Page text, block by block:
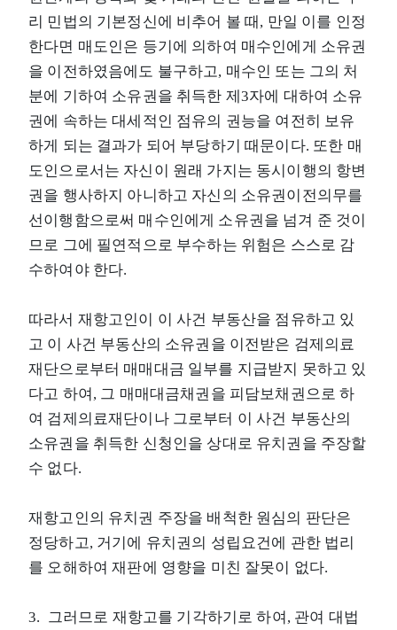
리 민법의 기본정신에 비추어 볼 때, 만일 이를 인정
한다면 매도인은 등기에 의하여 매수인에게 소유권
을 이전하였음에도 불구하고, 매수인 또는 그의 처
분에 기하여 소유권을 취득한 제3자에 대하여 소유
권에 속하는 대세적인 점유의 권능을 여전히 보유
하게 되는 결과가 되어 부당하기 때문이다. 또한 매
도인으로서는 자신이 원래 가지는 동시이행의 항변
권을 행사하지 아니하고 자신의 소유권이전의무를
선이행함으로써 매수인에게 소유권을 넘겨 준 것이
므로 그에 필연적으로 부수하는 위험은 스스로 감
수하여야 한다.
따라서 재항고인이 이 사건 부동산을 점유하고 있
고 이 사건 부동산의 소유권을 이전받은 검제의료
재단으로부터 매매대금 일부를 지급받지 못하고 있
다고 하여, 그 매매대금채권을 피담보채권으로 하
여 검제의료재단이나 그로부터 이 사건 부동산의
소유권을 취득한 신청인을 상대로 유치권을 주장할
수 없다.
재항고인의 유치권 주장을 배척한 원심의 판단은
정당하고, 거기에 유치권의 성립요건에 관한 법리
를 오해하여 재판에 영향을 미친 잘못이 없다.
3. 그러므로 재항고를 기각하기로 하여, 관여 대법